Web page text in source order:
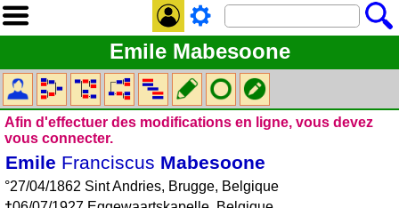
Emile Mabesoone
Afin d'effectuer des modifications en ligne, vous devez
vous connecter.
Emile Franciscus Mabesoone
°27/04/1862 Sint Andries, Brugge, Belgique